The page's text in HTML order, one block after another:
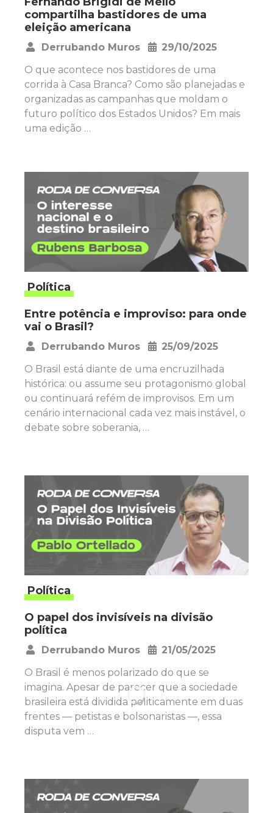
compartilha bastidores de uma
eleição americana
Derrubando Muros
29/10/2025
O que acontece nos bastidores de uma
corrida à Casa Branca? Como são planejadas e
organizadas as campanhas que moldam o
futuro político dos Estados Unidos? Em mais
uma edição …
Política
Entre potência e improviso: para onde
vai o Brasil?
Derrubando Muros
25/09/2025
O Brasil está diante de uma encruzilhada
histórica: ou assume seu protagonismo global
ou continuará refém de improvisos. Em um
cenário internacional cada vez mais instável, o
debate sobre soberania, …
Política
O papel dos invisíveis na divisão
política
Derrubando Muros
21/05/2025
O Brasil é menos polarizado do que se
imagina. Apesar de parecer que a sociedade
brasileira está dividida politicamente em duas
frentes — petistas e bolsonaristas —, essa
disputa vem …